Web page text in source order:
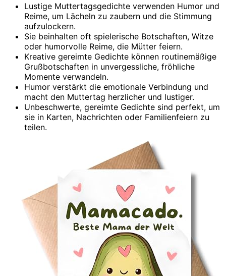
Lustige Muttertagsgedichte verwenden Humor und
Reime, um Lächeln zu zaubern und die Stimmung
aufzulockern.
Sie beinhalten oft spielerische Botschaften, Witze
oder humorvolle Reime, die Mütter feiern.
Kreative gereimte Gedichte können routinemäßige
Grußbotschaften in unvergessliche, fröhliche
Momente verwandeln.
Humor verstärkt die emotionale Verbindung und
macht den Muttertag herzlicher und lustiger.
Unbeschwerte, gereimte Gedichte sind perfekt, um
sie in Karten, Nachrichten oder Familienfeiern zu
teilen.